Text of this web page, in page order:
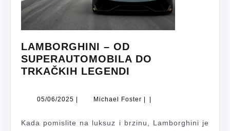
LAMBORGHINI – OD
SUPERAUTOMOBILA DO
TRKAČKIH LEGENDI
OD
DO
05/06/2025 05/06/2025Michael Foster Michael
Kada pomislite na luksuz i brzinu, Lamborghini je